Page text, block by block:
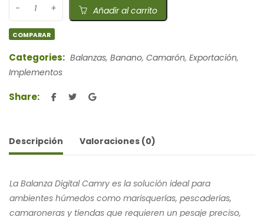
Añadir al carrito
COMPARAR
Categories: Balanzas, Banano, Camarón, Exportación,
Implementos
Share:
Descripción Valoraciones (0)
La Balanza Digital Camry es la solución ideal para
ambientes húmedos como marisquerías, pescaderías,
camaroneras y tiendas que requieren un pesaje preciso,